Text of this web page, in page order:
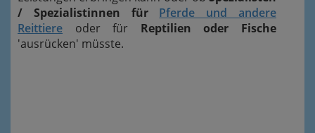
/ Spezialistinnen für Pferde und andere
Reittiere oder für Reptilien oder Fische
'ausrücken' müsste.